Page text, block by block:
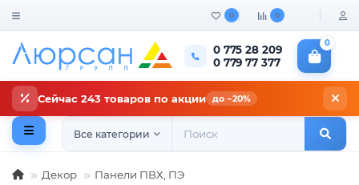
0 0
0 775 28 209
0 779 77 377
0
Сейчас 243 товаров по акции до −20%
Все категории
Декор Панели ПВХ, ПЭ